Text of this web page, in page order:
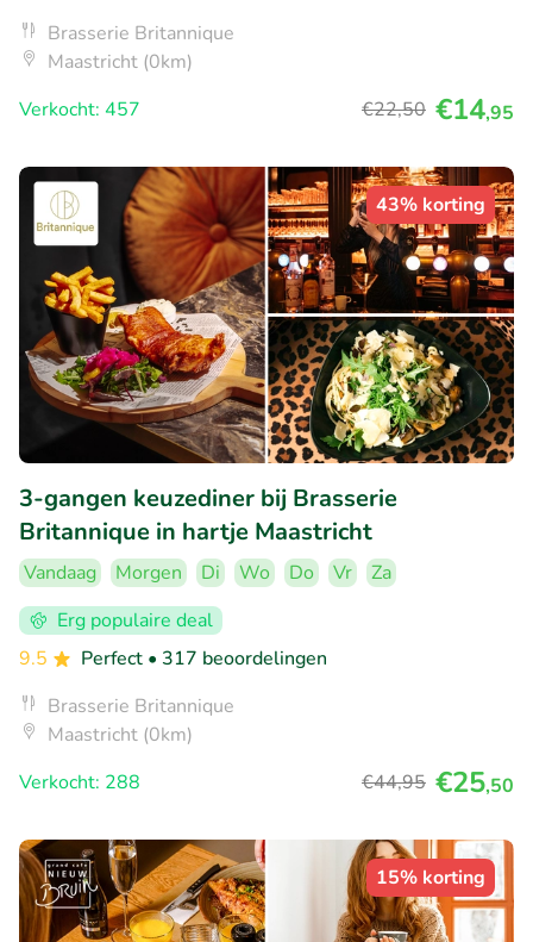
Brasserie Britannique
Maastricht (0km)
Verkocht: 457
€22,50 €14,95
43% korting
3-gangen keuzediner bij Brasserie
Britannique in hartje Maastricht
Vandaag Morgen Di Wo Do Vr
Za
Erg populaire deal
9.5
Perfect • 317 beoordelingen
Brasserie Britannique
Maastricht (0km)
Verkocht: 288
€44,95 €25,50
15% korting